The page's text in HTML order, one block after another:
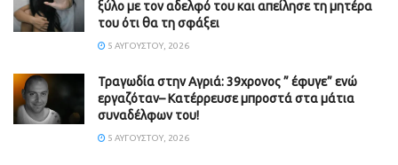
ξύλο με τον αδελφό του και απείλησε τη μητέρα
του ότι θα τη σφάξει
5 ΑΥΓΟΎΣΤΟΥ, 2026
Τραγωδία στην Αγριά: 39χρονος ” έφυγε” ενώ
εργαζόταν– Κατέρρευσε μπροστά στα μάτια
συναδέλφων του!
5 ΑΥΓΟΎΣΤΟΥ, 2026